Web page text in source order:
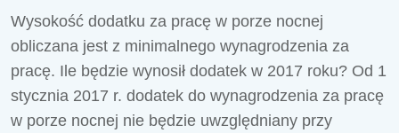
Wysokość dodatku za pracę w porze nocnej
obliczana jest z minimalnego wynagrodzenia za
pracę. Ile będzie wynosił dodatek w 2017 roku? Od 1
stycznia 2017 r. dodatek do wynagrodzenia za pracę
w porze nocnej nie będzie uwzględniany przy